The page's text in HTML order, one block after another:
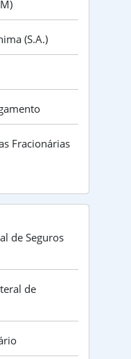
(S.A.)
Fracionárias
de Seguros
de